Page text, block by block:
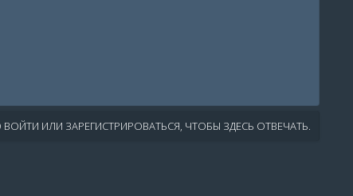
ИЛИ ЗАРЕГИСТРИРОВАТЬСЯ, ЧТОБЫ ЗДЕСЬ ОТВЕЧАТЬ.